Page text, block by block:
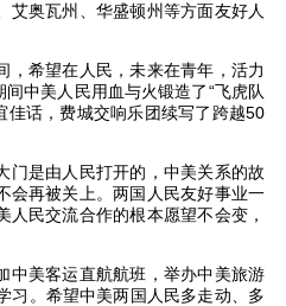
奥瓦州、华盛顿州等方面友好人
，希望在人民，未来在青年，活力
中美人民用血与火锻造了“飞虎队
佳话，费城交响乐团续写了跨越50
门是由人民打开的，中美关系的故
会再被关上。两国人民友好事业一
民交流合作的根本愿望不会变，
中美客运直航航班，举办中美旅游
习。希望中美两国人民多走动、多